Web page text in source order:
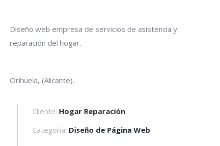
Diseño web empresa de servicios de asistencia y
reparación del hogar.
Orihuela, (Alicante).
Cliente: Hogar Reparación
Categoría: Diseño de Página Web